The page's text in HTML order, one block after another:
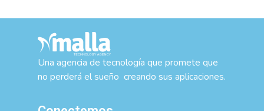
Una agencia de tecnología que promete que
no perderá el sueño creando sus aplicaciones.